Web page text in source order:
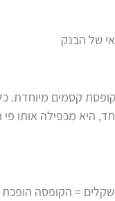
של הבנק
קופסת קסמים מיוחדת.
היא מכפילה אותו